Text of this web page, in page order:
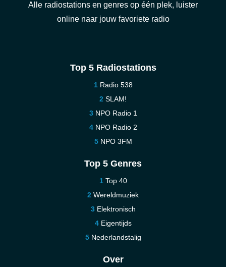
Alle radiostations en genres op één plek, luister
online naar jouw favoriete radio
Top 5 Radiostations
Radio 538
SLAM!
NPO Radio 1
NPO Radio 2
NPO 3FM
Top 5 Genres
Top 40
Wereldmuziek
Elektronisch
Eigentijds
Nederlandstalig
Over